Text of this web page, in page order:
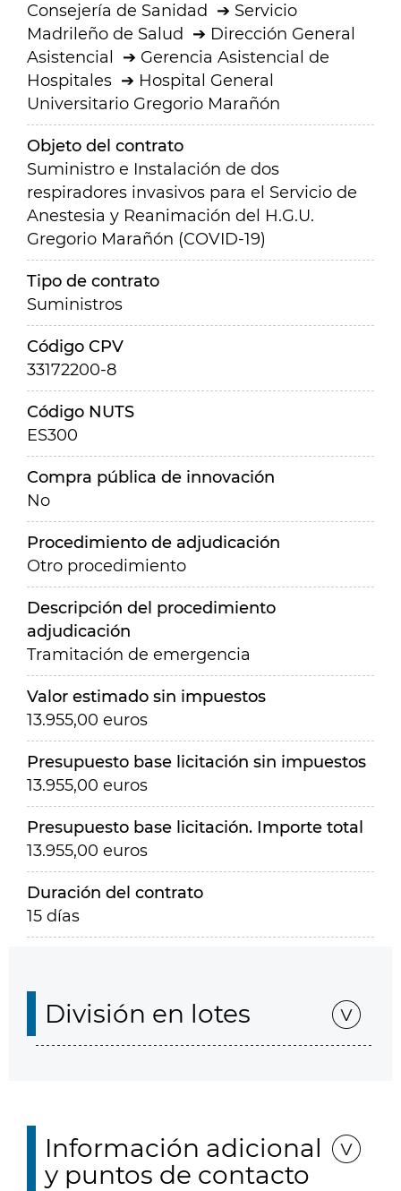
Consejería de Sanidad
Servicio
Madrileño de Salud
Dirección General
Asistencial
Gerencia Asistencial de
Hospitales
Hospital General
Universitario Gregorio Marañón
Objeto del contrato
Suministro e Instalación de dos
respiradores invasivos para el Servicio de
Anestesia y Reanimación del H.G.U.
Gregorio Marañón (COVID-19)
Tipo de contrato
Suministros
Código CPV
33172200-8
Código NUTS
ES300
Compra pública de innovación
No
Procedimiento de adjudicación
Otro procedimiento
Descripción del procedimiento
adjudicación
Tramitación de emergencia
Valor estimado sin impuestos
13.955,00 euros
Presupuesto base licitación sin impuestos
13.955,00 euros
Presupuesto base licitación. Importe total
13.955,00 euros
Duración del contrato
15 días
División en lotes
Información adicional
y puntos de contacto